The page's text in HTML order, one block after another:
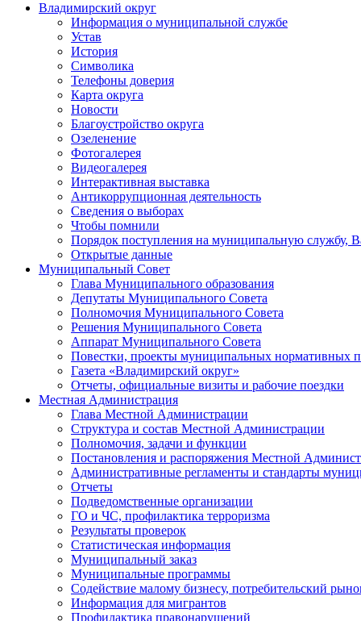
Владимирский округ
Информация о муниципальной службе
Устав
История
Символика
Телефоны доверия
Карта округа
Новости
Благоустройство округа
Озеленение
Фотогалерея
Видеогалерея
Интерактивная выставка
Антикоррупционная деятельность
Сведения о выборах
Чтобы помнили
Порядок поступления на муниципальную службу,
Открытые данные
Муниципальный Совет
Глава Муниципального образования
Депутаты Муниципального Совета
Полномочия Муниципального Совета
Решения Муниципального Совета
Аппарат Муниципального Совета
Повестки, проекты муниципальных нормативных
Газета «Владимирский округ»
Отчеты, официальные визиты и рабочие поездки
Местная Администрация
Глава Местной Администрации
Структура и состав Местной Администрации
Полномочия, задачи и функции
Постановления и распоряжения Местной
Административные регламенты и стандарты
Отчеты
Подведомственные организации
ГО и ЧС, профилактика терроризма
Результаты проверок
Статистическая информация
Муниципальный заказ
Муниципальные программы
Содействие малому бизнесу, потребительский
Информация для мигрантов
Профилактика правонарушений